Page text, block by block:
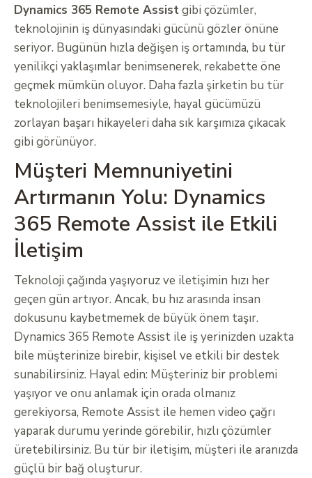
Dynamics 365 Remote Assistgibi çözümler,
teknolojinin iş dünyasındaki gücünü gözler önüne
seriyor. Bugünün hızla değişen iş ortamında, bu tür
yenilikçi yaklaşımlar benimsenerek, rekabette öne
geçmek mümkün oluyor. Daha fazla şirketin bu tür
teknolojileri benimsemesiyle, hayal gücümüzü
zorlayan başarı hikayeleri daha sık karşımıza çıkacak
gibi görünüyor.
Müşteri Memnuniyetini
Artırmanın Yolu: Dynamics
365 Remote Assist ile Etkili
İletişim
Teknoloji çağında yaşıyoruz ve iletişimin hızı her
geçen gün artıyor. Ancak, bu hız arasında insan
dokusunu kaybetmemek de büyük önem taşır.
Dynamics 365 Remote Assist ile iş yerinizden uzakta
bile müşterinize birebir, kişisel ve etkili bir destek
sunabilirsiniz. Hayal edin: Müşteriniz bir problemi
yaşıyor ve onu anlamak için orada olmanız
gerekiyorsa, Remote Assist ile hemen video çağrı
yaparak durumu yerinde görebilir, hızlı çözümler
üretebilirsiniz. Bu tür bir iletişim, müşteri ile aranızda
güçlü bir bağ oluşturur.